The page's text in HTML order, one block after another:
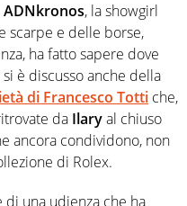
ADNkronos, la showgirl
scarpe e delle borse,
ha fatto sapere dove
è discusso anche della
di Francesco Totti che,
da Ilaryal chiuso
ancora condividono, non
di Rolex.
di una udienza che ha